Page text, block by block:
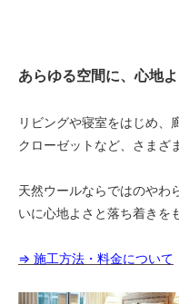
あらゆる空間に、心地
リビングや寝室をはじめ、
クローゼットなど、さまざ
天然ウールならではのやわ
いに心地よさと落ち着きを
⇒ 施工方法・料金について